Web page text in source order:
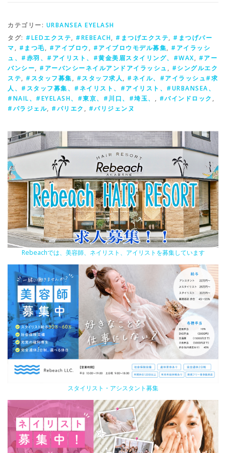
カテゴリー: URBANSEA EYELASH
タグ: #LEDエクステ, #REBEACH, #まつげエクステ, #まつげパー
マ, #まつ毛, #アイブロウ , #アイブロウモデル募集, #アイラッシ
ュ、#赤羽、#アイリスト、#黄金美眉スタイリング、#WAX, #アー
バンシー, #アーバンシーネイルアンドアイラッシュ , #シングルエク
ステ, #スタッフ募集, #スタッフ求人, #ネイル、#アイラッシュ#求
人、#スタッフ募集、#ネイリスト、#アイリスト、#URBANSEA、
#NAIL、#EYELASH、#東京、#川口、#埼玉、 , #バインドロック ,
#パラジェル, #パリエク , #パリジェンヌ
Rebeachでは、美容師、ネイリスト、アイリストを募集しています
スタイリスト・アシスタント募集